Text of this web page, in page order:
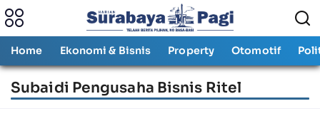
Home Ekonomi & Bisnis Property Otomotif
Subaidi Pengusaha Bisnis Ritel